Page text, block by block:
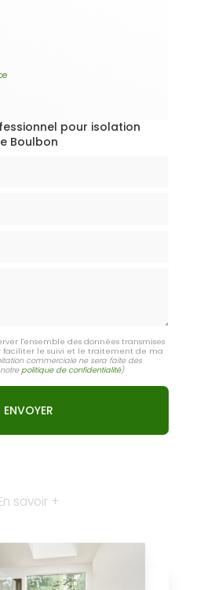
pour isolation
Boulbon
l'ensemble des données transmises
faciliter le suivi et le traitement de ma
commerciale ne sera faite des
notrepolitique de confidentialité)
savoir +